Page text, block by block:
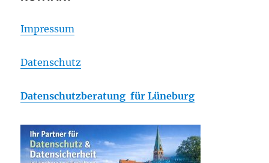
Impressum
Datenschutz
Datenschutzberatung für Lüneburg